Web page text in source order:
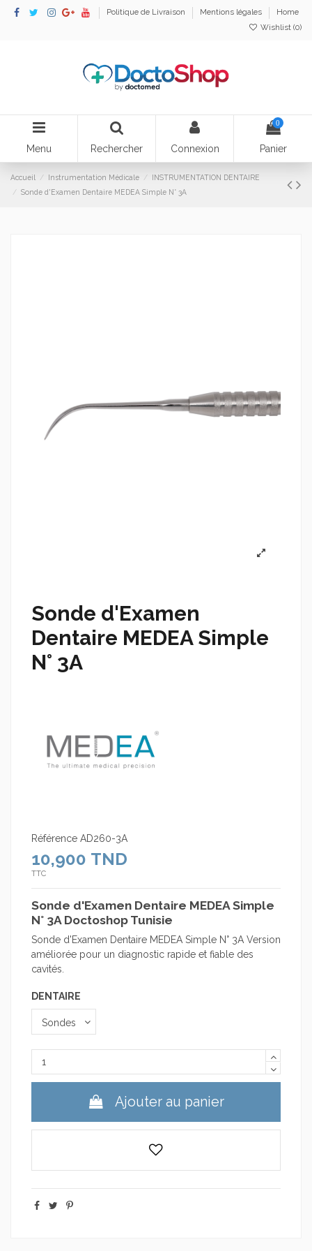
Politique de Livraison Mentions légales
Home
Wishlist (0)
Menu Rechercher Connexion
0
Panier
Accueil Instrumentation Médicale
INSTRUMENTATION DENTAIRE
Sonde d'Examen Dentaire MEDEA Simple N° 3A
Sonde d'Examen
Dentaire MEDEA Simple
N° 3A
Référence AD260-3A
10,900 TND
TTC
Sonde d'Examen Dentaire MEDEA Simple
N° 3A Doctoshop Tunisie
Sonde d'Examen Dentaire MEDEA Simple N° 3A Version
améliorée pour un diagnostic rapide et fiable des
cavités.
DENTAIRE
Ajouter au panier